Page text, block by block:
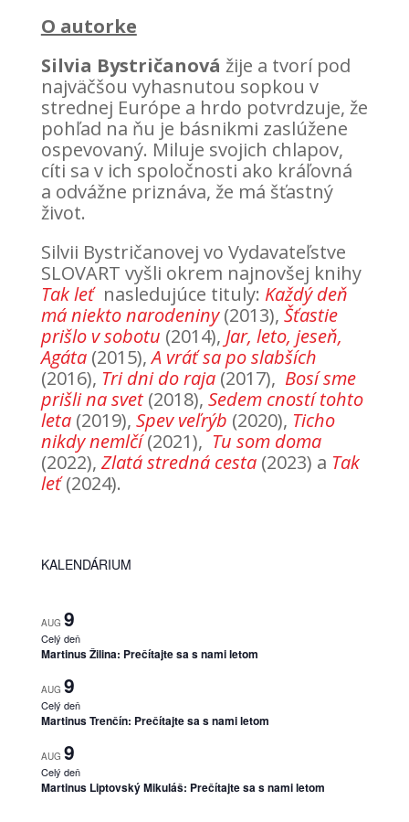
O autorke
Silvia Bystričanová žije a tvorí pod
najväčšou vyhasnutou sopkou v
strednej Európe a hrdo potvrdzuje, že
pohľad na ňu je básnikmi zaslúžene
ospevovaný. Miluje svojich chlapov,
cíti sa v ich spoločnosti ako kráľovná
a odvážne priznáva, že má šťastný
život.
Silvii Bystričanovej vo Vydavateľstve
SLOVART vyšli okrem najnovšej knihy
Tak leťnasledujúce tituly: Každý deň
má niekto narodeniny(2013), Šťastie
prišlo v sobotu (2014), Jar, leto, jeseň,
Agáta (2015),A vráť sa po slabších
(2016), Tri dni do raja (2017), Bosí sme
prišli na svet(2018), Sedem cností tohto
leta(2019), Spev veľrýb (2020), Ticho
nikdy nemlčí(2021), Tu som doma
(2022), Zlatá stredná cesta (2023) a Tak
leť (2024).
KALENDÁRIUM
AUG 9
Celý deň
Martinus Žilina: Prečítajte sa s nami letom
AUG 9
Celý deň
Martinus Trenčín: Prečítajte sa s nami letom
AUG 9
Celý deň
Martinus Liptovský Mikuláš: Prečítajte sa s nami letom